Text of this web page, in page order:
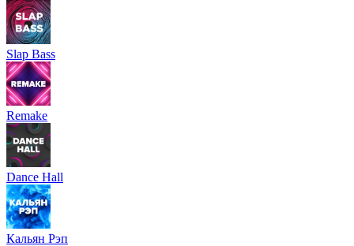
Slap Bass
Remake
Dance Hall
Кальян Рэп